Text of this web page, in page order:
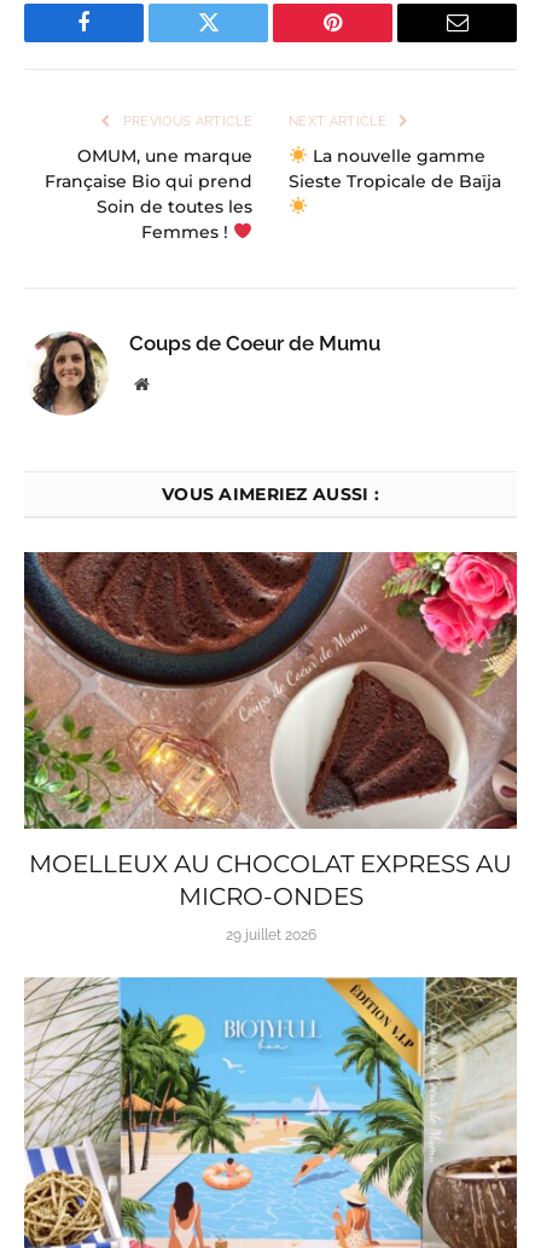
Facebook Twitter Pinterest Email
PREVIOUS ARTICLE
OMUM, une marque
Française Bio qui prend
Soin de toutes les
Femmes !
NEXT ARTICLE
La nouvelle gamme
Sieste Tropicale de Baïja
Coups de Coeur de Mumu
Website
VOUS AIMERIEZ AUSSI :
MOELLEUX AU CHOCOLAT EXPRESS AU
MICRO-ONDES
29 juillet 2026